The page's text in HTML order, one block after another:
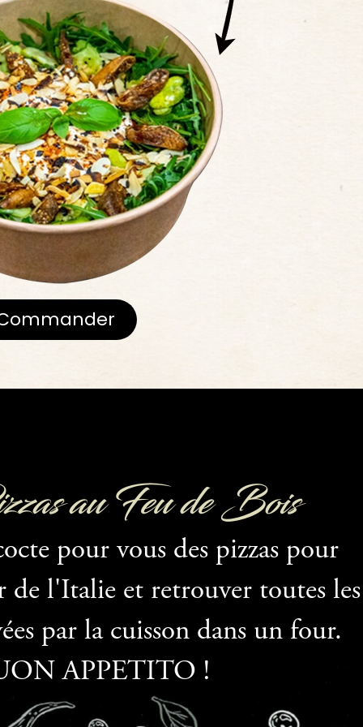
au Feu de Bois
pour vous des pizzas pour
de l'Italie et retrouver toutes les
par la cuisson dans un four.
APPETITO !